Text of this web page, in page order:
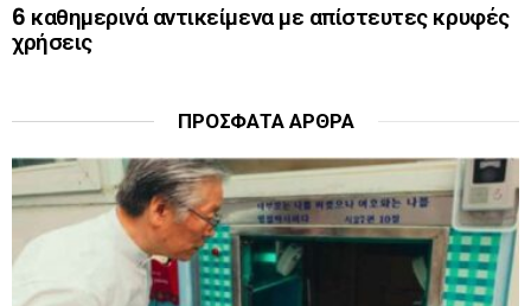
6 καθημερινά αντικείμενα με απίστευτες κρυφές
χρήσεις
ΠΡΌΣΦΑΤΑ ΆΡΘΡΑ